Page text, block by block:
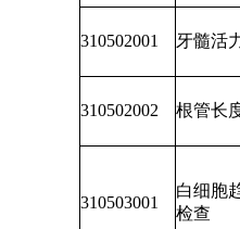
310502001 牙髓活
310502002 根管长
310503001
白细胞
检查